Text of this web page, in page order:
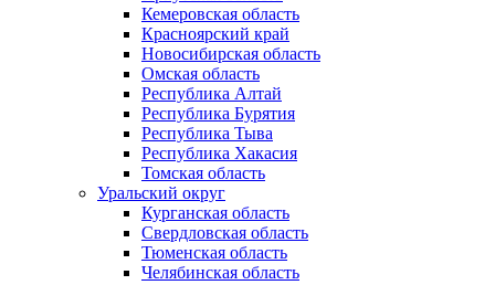
Кемеровская область
Красноярский край
Новосибирская область
Омская область
Республика Алтай
Республика Бурятия
Республика Тыва
Республика Хакасия
Томская область
Уральский округ
Курганская область
Свердловская область
Тюменская область
Челябинская область